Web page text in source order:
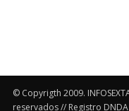
© Copyrigth 2009.
reservados // Registro